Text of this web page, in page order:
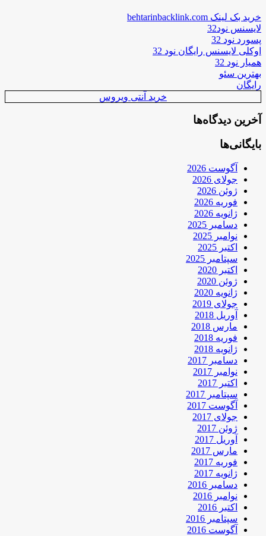
خرید بک لینک behtarinbacklink.com
لایسنس نود32
پسورد نود 32
اوکلی لایسنس رایگان نود 32
همیار نود 32
بهترین سئو
رایگان
خرید آنتی ویروس
آخرین دیدگاه‌ها
بایگانی‌ها
آگوست 2026
جولای 2026
ژوئن 2026
فوریه 2026
ژانویه 2026
دسامبر 2025
نوامبر 2025
اکتبر 2025
سپتامبر 2025
اکتبر 2020
ژوئن 2020
ژانویه 2020
جولای 2019
آوریل 2018
مارس 2018
فوریه 2018
ژانویه 2018
دسامبر 2017
نوامبر 2017
اکتبر 2017
سپتامبر 2017
آگوست 2017
جولای 2017
ژوئن 2017
آوریل 2017
مارس 2017
فوریه 2017
ژانویه 2017
دسامبر 2016
نوامبر 2016
اکتبر 2016
سپتامبر 2016
آگوست 2016